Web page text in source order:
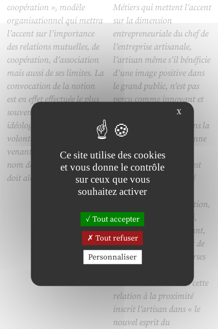
coopération », modèle
organisationnel qui mettra
l’accent sur l’importance
des relations mutuelles, de
coopération, d’association
mais aussi de ses limites. La
convocation de la notion
est en effet effectuée le plus
souvent dans la perspective
idéologique d’un
volontarisme managérial
venant ignorer le conflit au
nom de la confiance qui se
doit alors d’être gérée.
Métiers qui mettent l’accent
sur la dimension
entrepreneuriale du chef de
l’entreprise artisanale,
l’artisan même s’il bénéficie
d’une image positive dans
le grand public, n’est pas
perçu comme innovant et
n’est pas appréhendé
comme s’inscrivant dans la
tradition schumpétérienne
de l’entrepreneur. Son
ancrage local et social est
fréquemment considéré
comme passéiste et
inadapté à la globalisation,
symbole de repli sur soi,
d’enfermement. Pourtant,
retravaillant le concept de
proximité sous ses diverses
montrerons comment cette
relation à la proximité
inscrit l’artisan dans « le
nouvel esprit du
X
Ce site utilise des cookies
et vous donne le contrôle
sur ceux que vous
souhaitez activer
Tout accepter
Tout refuser
Personnaliser